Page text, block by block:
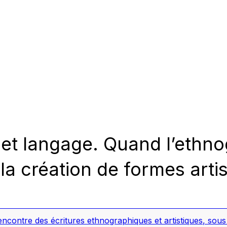
langage. Quand
création de formes
des écritures ethnographiques et artistiques,